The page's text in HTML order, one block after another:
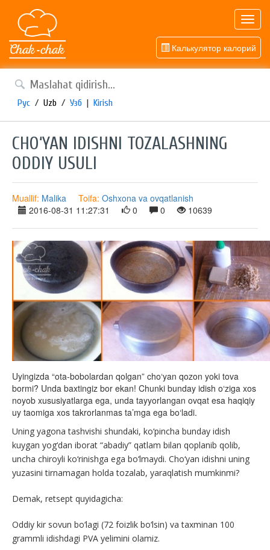
Калькулятор калорий
Рус / Uzb / Узб | Kirish
CHO‘YAN IDISHNI TOZALASHNING
ODDIY USULI
Muallif: Malika Toifa: Oshxona va ovqatlanish
2016-08-31 11:27:31
0 0 10639
Uyingizda “ota-bobolardan qolgan” cho‘yan qozon yoki tova
bormi? Unda baxtingiz bor ekan! Chunki bunday idish o‘ziga xos
noyob xususiyatlarga ega, unda tayyorlangan ovqat esa haqiqiy
uy taomiga xos takrorlanmas ta’mga ega bo‘ladi.
Uning yagona tashvishi shundaki, ko‘pincha bunday idish
kuygan yog‘dan iborat “abadiy” qatlam bilan qoplanib qolib,
uncha chiroyli ko‘rinishga ega bo‘lmaydi. Cho‘yan idishni uning
yuzasini tirnamagan holda tozalab, yaraqlatish mumkinmi?
Demak, retsept quyidagicha:
Oddiy kir sovun bo‘lagi (72 foizlik bo‘lsin) va taxminan 100
grammli idishdagi PVA yelimini olamiz.